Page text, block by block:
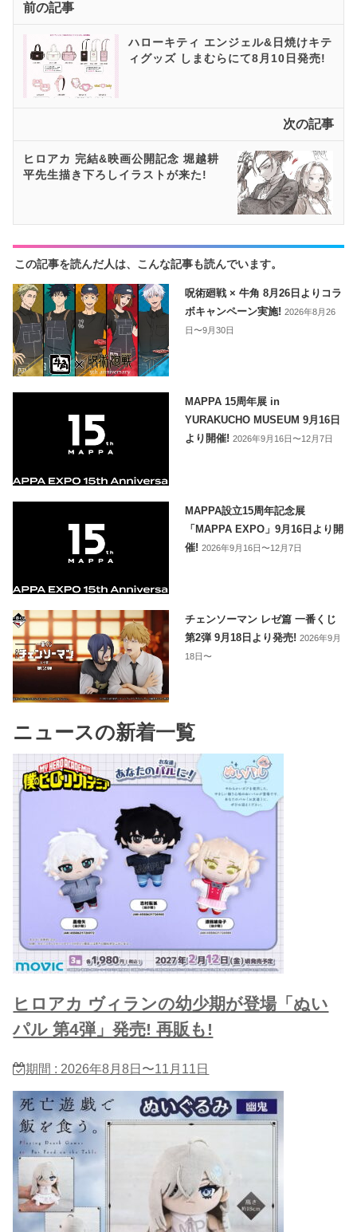
前の記事
ハローキティ エンジェル&日焼けキテ
ィグッズ しまむらにて8月10日発売!
次の記事
ヒロアカ 完結&映画公開記念 堀越耕
平先生描き下ろしイラストが来た!
この記事を読んだ人は、こんな記事も読んでいます。
呪術廻戦 × 牛角 8月26日よりコラ
ボキャンペーン実施!2026年8月26
日〜9月30日
MAPPA 15周年展 in
YURAKUCHO MUSEUM 9月16日
より開催!2026年9月16日〜12月7日
MAPPA設立15周年記念展
「MAPPA EXPO」9月16日より開
催!2026年9月16日〜12月7日
チェンソーマン レゼ篇 一番くじ
第2弾 9月18日より発売!2026年9月
18日〜
ニュースの新着一覧
ヒロアカ ヴィランの幼少期が登場「ぬい
パル 第4弾」発売! 再販も!
期間 : 2026年8月8日〜11月11日